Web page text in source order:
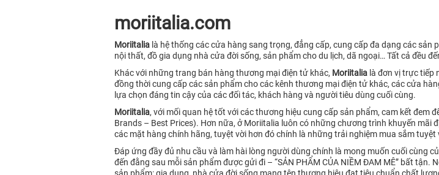
moriitalia.com
Moriitalia là hệ thống các cửa hàng sang trọng, đẳng cấp, cung cấp đa dạng các
nội thất, đồ gia dụng nhà cửa đời sống, sản phẩm cho du lịch, dã ngoại… Tất cả đều
Khác với những trang bán hàng thương mại điện tử khác, Moriitalia là đơn vị trực tiếp
đồng thời cung cấp các sản phẩm cho các kênh thương mại điện tử khác, các cửa
lựa chọn đáng tin cậy của các đối tác, khách hàng và người tiêu dùng cuối cùng.
Moriitalia, với mối quan hệ tốt với các thương hiệu cung cấp sản phẩm, cam kết
Brands – Best Prices). Hơn nữa, ở Moriitalia luôn có những chương trình khuyến mãi
các mặt hàng chính hãng, tuyệt vời hơn đó chính là những trải nghiệm mua sắm
Đáp ứng đầy đủ nhu cầu và làm hài lòng người dùng chính là mong muốn cuối cùng
đến đằng sau mỗi sản phẩm được gửi đi – “SẢN PHẨM CỦA NIỀM ĐAM MÊ” bất